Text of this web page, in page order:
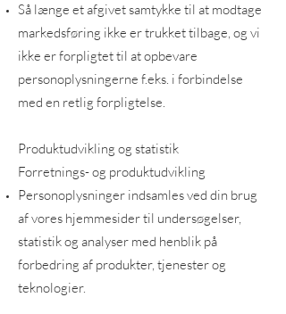
Så længe et afgivet samtykke til at modtage
markedsføring ikke er trukket tilbage, og vi
ikke er forpligtet til at opbevare
personoplysningerne f.eks. i forbindelse
med en retlig forpligtelse.
Produktudvikling og statistik
Forretnings- og produktudvikling
Personoplysninger indsamles ved din brug
af vores hjemmesider til undersøgelser,
statistik og analyser med henblik på
forbedring af produkter, tjenester og
teknologier.